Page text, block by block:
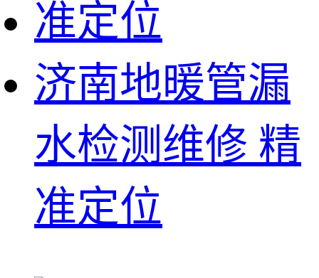
济南地暖管漏
水检测维修 精
准定位